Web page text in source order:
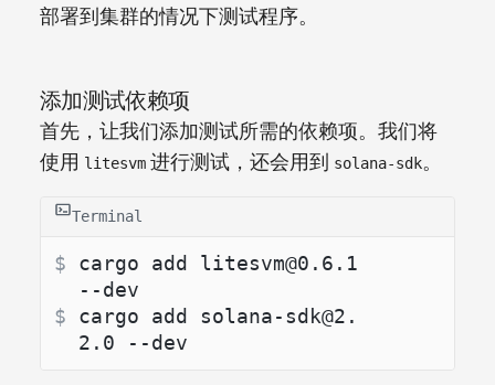
部署到集群的情况下测试程序。
添加测试依赖项
首先，让我们添加测试所需的依赖项。我们将
使用 litesvm 进行测试，还会用到 solana-sdk。
Terminal
$ cargo add litesvm@0.6.1
--dev
$ cargo add solana-sdk@2.
2.0 --dev